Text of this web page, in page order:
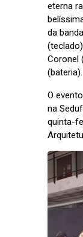
eterna
da
Coronel
(bateria).
O
na
quinta-